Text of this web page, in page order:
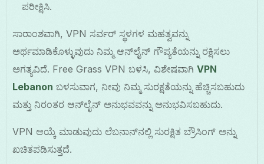
ಪರೀಕ್ಷಿಸಿ.
ಸಾರಾಂಶವಾಗಿ, VPN ಸರ್ವರ್ ಸ್ಥಳಗಳ ಮಹತ್ವವನ್ನು
ಅರ್ಥಮಾಡಿಕೊಳ್ಳುವುದು ನಿಮ್ಮ ಆನ್‌ಲೈನ್ ಗೌಪ್ಯತೆಯನ್ನು ರಕ್ಷಿಸಲು
ಅಗತ್ಯವಿದೆ. Free Grass VPN ಬಳಸಿ, ವಿಶೇಷವಾಗಿVPN
Lebanon ಬಳಸುವಾಗ, ನೀವು ನಿಮ್ಮ ಸುರಕ್ಷತೆಯನ್ನು ಹೆಚ್ಚಿಸಬಹುದು
ಮತ್ತು ನಿರಂತರ ಆನ್‌ಲೈನ್ ಅನುಭವವನ್ನು ಅನುಭವಿಸಬಹುದು.
VPN ಆಯ್ಕೆ ಮಾಡುವುದು ಲೆಬನಾನ್‌ನಲ್ಲಿ ಸುರಕ್ಷಿತ ಬ್ರೌಸಿಂಗ್ ಅನ್ನು
ಖಚಿತಪಡಿಸುತ್ತದೆ.